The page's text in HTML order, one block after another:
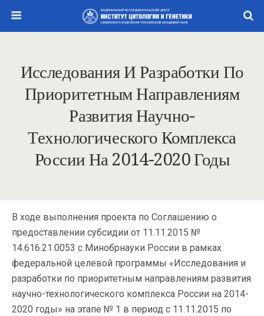
Исследования И Разработки По
Приоритетным Направлениям
Развития Научно-
Технологического Комплекса
России На 2014-2020 Годы
В ходе выполнения проекта по Соглашению о
предоставлении субсидии от 11.11.2015 №
14.616.21.0053 с Минобрнауки России в рамках
федеральной целевой программы «Исследования и
разработки по приоритетным направлениям развития
научно-технологического комплекса России на 2014-
2020 годы» на этапе № 1 в период с 11.11.2015 по